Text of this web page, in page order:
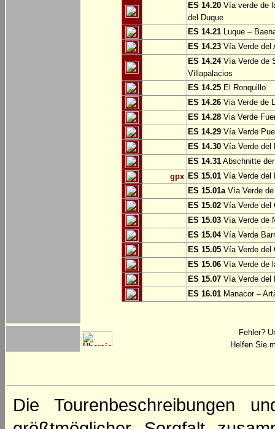
ES 14.20 Vía verde de
del Duque
ES 14.21 Luque –
ES 14.23 Vía Verde del
ES 14.24Vía Verde de
Villapalacios
ES 14.25 El Ronquillo
ES 14.26 Via Verde de
ES 14.28 Via Verde
ES 14.29 Vía Verde
ES 14.30 Vía Verde del
ES 14.31 Abschnitte
gpx ES 15.01 Vía Verde del
ES 15.01aVía Verde de
ES 15.02 Vía Verde del
ES 15.03 Vía Verde de
ES 15.04Vía Verde
ES 15.05 Vía Verde del
ES 15.06 Vía Verde de
ES 15.07 Vía Verde del
ES 16.01 Manacor –
Fehler?
Helfen Sie
Die Tourenbeschreibungen